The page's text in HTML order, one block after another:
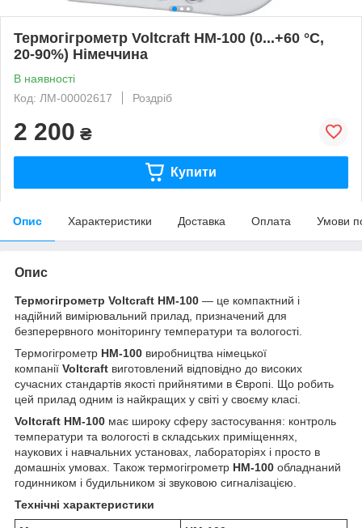
Термогігрометр Voltcraft HM-100 (0...+60 °C,
20-90%) Німеччина
В наявності
Код: ЛМ-00002617
Роздріб
2 200 ₴
Купити
Опис Характеристики Доставка Оплата Умови
Опис
Термогігрометр Voltcraft HM-100 — це компактний і
надійний вимірювальний прилад, призначений для
безперервного моніторингу температури та вологості.
Термогігрометр HM-100 виробництва німецької
компанії Voltcraft виготовлений відповідно до високих
сучасних стандартів якості прийнятими в Європі. Що робить
цей прилад одним із найкращих у світі у своєму класі.
Voltcraft HM-100 має широку сферу застосування: контроль
температури та вологості в складських приміщеннях,
наукових і навчальних установах, лабораторіях і просто в
домашніх умовах. Також термогігрометр HM-100 обладнаний
годинником і будильником зі звуковою сигналізацією.
Технічні характеристики